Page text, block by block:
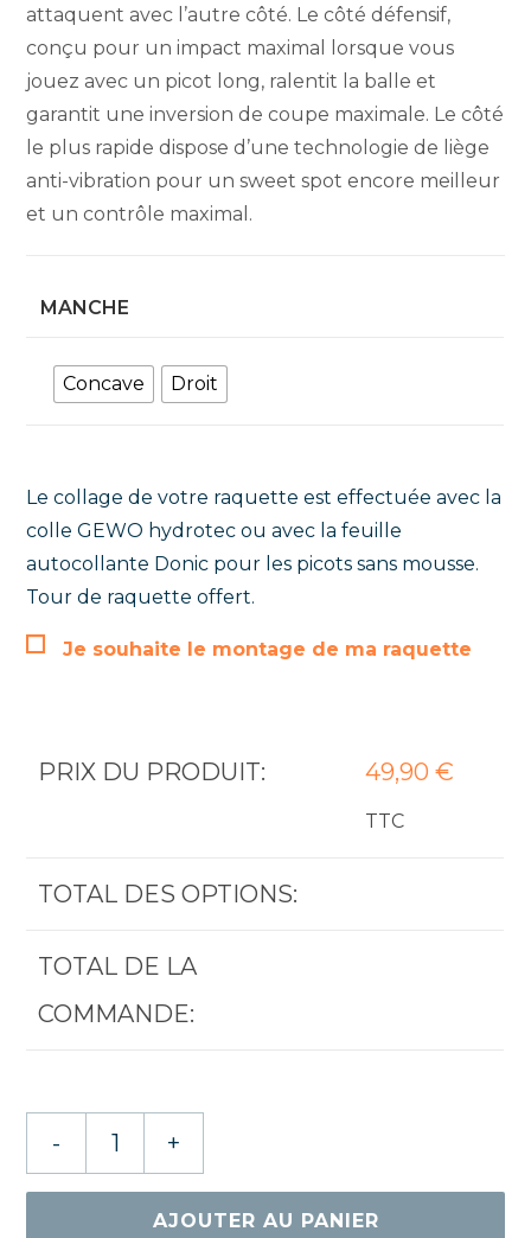
attaquent avec l’autre côté. Le côté défensif,
conçu pour un impact maximal lorsque vous
jouez avec un picot long, ralentit la balle et
garantit une inversion de coupe maximale. Le côté
le plus rapide dispose d’une technologie de liège
anti-vibration pour un sweet spot encore meilleur
et un contrôle maximal.
MANCHE
Concave Droit
Le collage de votre raquette est effectuée avec la
colle GEWO hydrotec ou avec la feuille
autocollante Donic pour les picots sans mousse.
Tour de raquette offert.
Je souhaite le montage de ma raquette
PRIX DU PRODUIT: 49,90€
TTC
TOTAL DES OPTIONS:
TOTAL DE LA
COMMANDE:
- +
AJOUTER AU PANIER